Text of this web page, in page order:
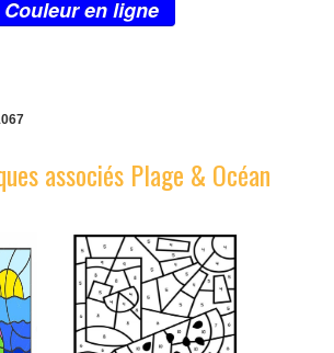
Couleur en ligne
associés Plage & Océan